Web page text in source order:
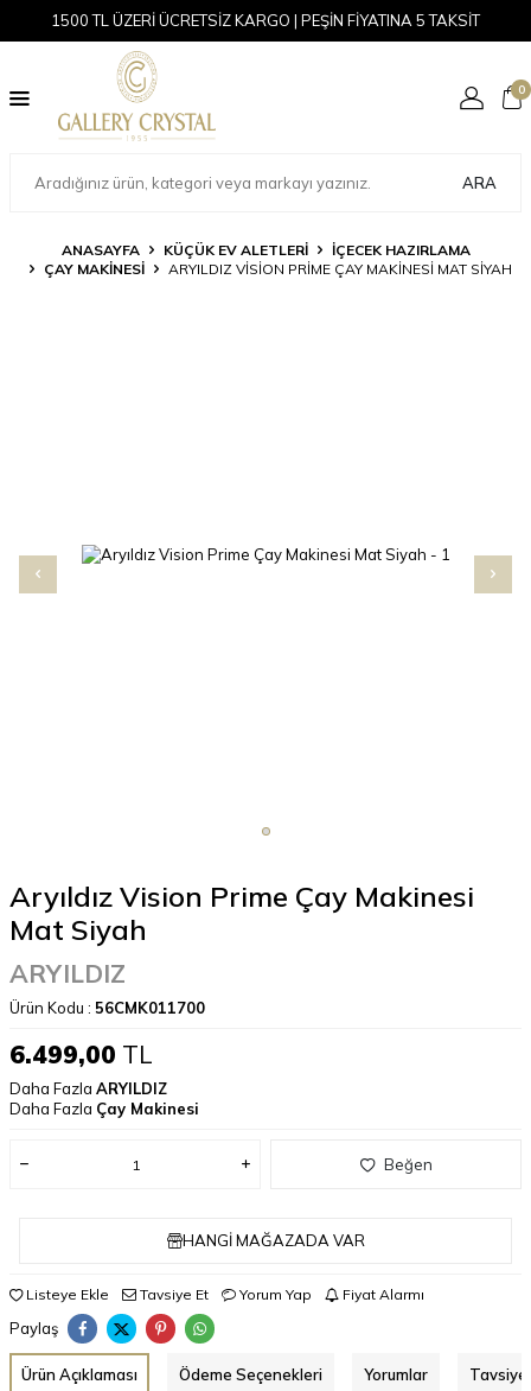
1500 TL ÜZERİ ÜCRETSİZ KARGO | PEŞİN FİYATINA 5 TAKSİT
ARA
0
ANASAYFA KÜÇÜK EV ALETLERI
İÇECEK HAZIRLAMA
ÇAY MAKINESI
ARYILDIZ VISION PRIME ÇAY MAKINESI MAT SIYAH
Aryıldız Vision Prime Çay Makinesi
Mat Siyah
ARYILDIZ
Ürün Kodu : 56CMK011700
6.499,00 TL
Daha Fazla ARYILDIZ
Daha Fazla Çay Makinesi
Beğen
HANGI MAĞAZADA VAR
Listeye Ekle Tavsiye Et Yorum Yap Fiyat Alarmı
Paylaş
Ürün Açıklaması Ödeme Seçenekleri Yorumlar Tavsiye